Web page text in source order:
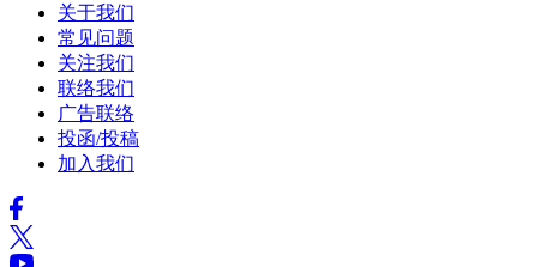
关于我们
常见问题
关注我们
联络我们
广告联络
投函/投稿
加入我们